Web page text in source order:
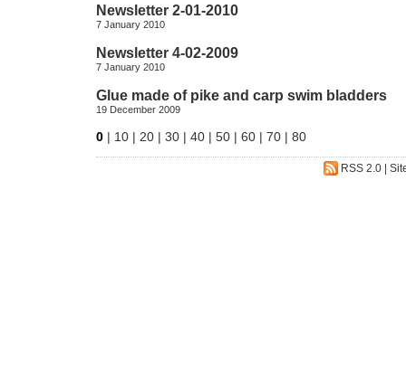
Newsletter 2-01-2010
7 January 2010
Newsletter 4-02-2009
7 January 2010
Glue made of pike and carp swim bladders
19 December 2009
0 | 10 | 20 | 30 | 40 | 50 | 60 | 70 | 80
RSS 2.0|